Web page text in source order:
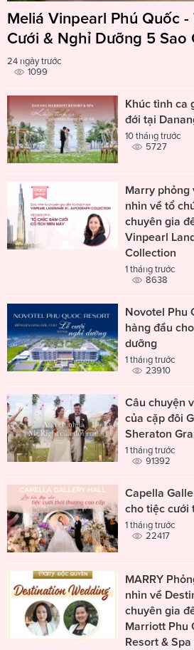
Meliá Vinpearl Phú Quốc
Cưới & Nghỉ Dưỡng 5
24 ngày trước
1099
Khúc tình ca
đới tại
10 tháng trước
5727
Marry phỏng
nhìn về tổ
chuyên gia
Vinpearl
Collection
1 tháng trước
8638
Novotel Phu
hàng đầu
dưỡng
1 tháng trước
23910
Câu chuyện
của cặp đôi
Sheraton
1 tháng trước
91392
Capella
cho tiệc cưới
1 tháng trước
22417
MARRY
nhìn về
chuyên gia
Marriott Phu
Resort &